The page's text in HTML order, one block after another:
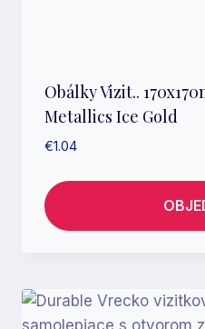
Obálky Vizit..
Metallics Ice Gold
€1.04